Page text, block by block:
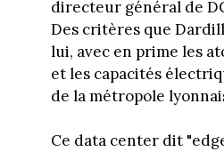
directeur général de
Des critères que
lui, avec en prime les
et les capacités
de la métropole
Ce data center dit